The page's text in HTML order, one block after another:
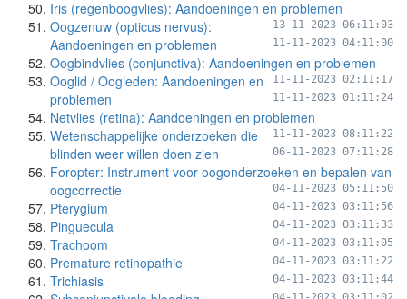
Iris (regenboogvlies): Aandoeningen en problemen
13-11-2023 06:11:03
Oogzenuw (opticus nervus):
Aandoeningen en problemen
11-11-2023 04:11:00
Oogbindvlies (conjunctiva): Aandoeningen en problemen
11-11-2023 02:11:17
Ooglid / Oogleden: Aandoeningen en
problemen
11-11-2023 01:11:24
Netvlies (retina): Aandoeningen en problemen
11-11-2023 08:11:22
Wetenschappelijke onderzoeken die
blinden weer willen doen zien
06-11-2023 07:11:28
Foropter: Instrument voor oogonderzoeken en bepalen van
oogcorrectie
04-11-2023 05:11:50
Pterygium 04-11-2023 03:11:56
Pinguecula 04-11-2023 03:11:33
Trachoom 04-11-2023 03:11:05
Premature retinopathie 04-11-2023 03:11:22
Trichiasis 04-11-2023 03:11:44